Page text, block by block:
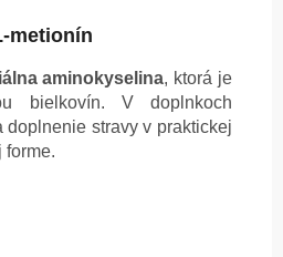
metionín
aminokyselina, ktorá je
bielkovín. V doplnkoch
doplnenie stravy v praktickej
forme.